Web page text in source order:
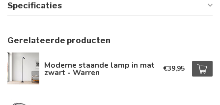
Specificaties
Gerelateerde producten
Moderne staande lamp in mat
zwart - Warren €39,95